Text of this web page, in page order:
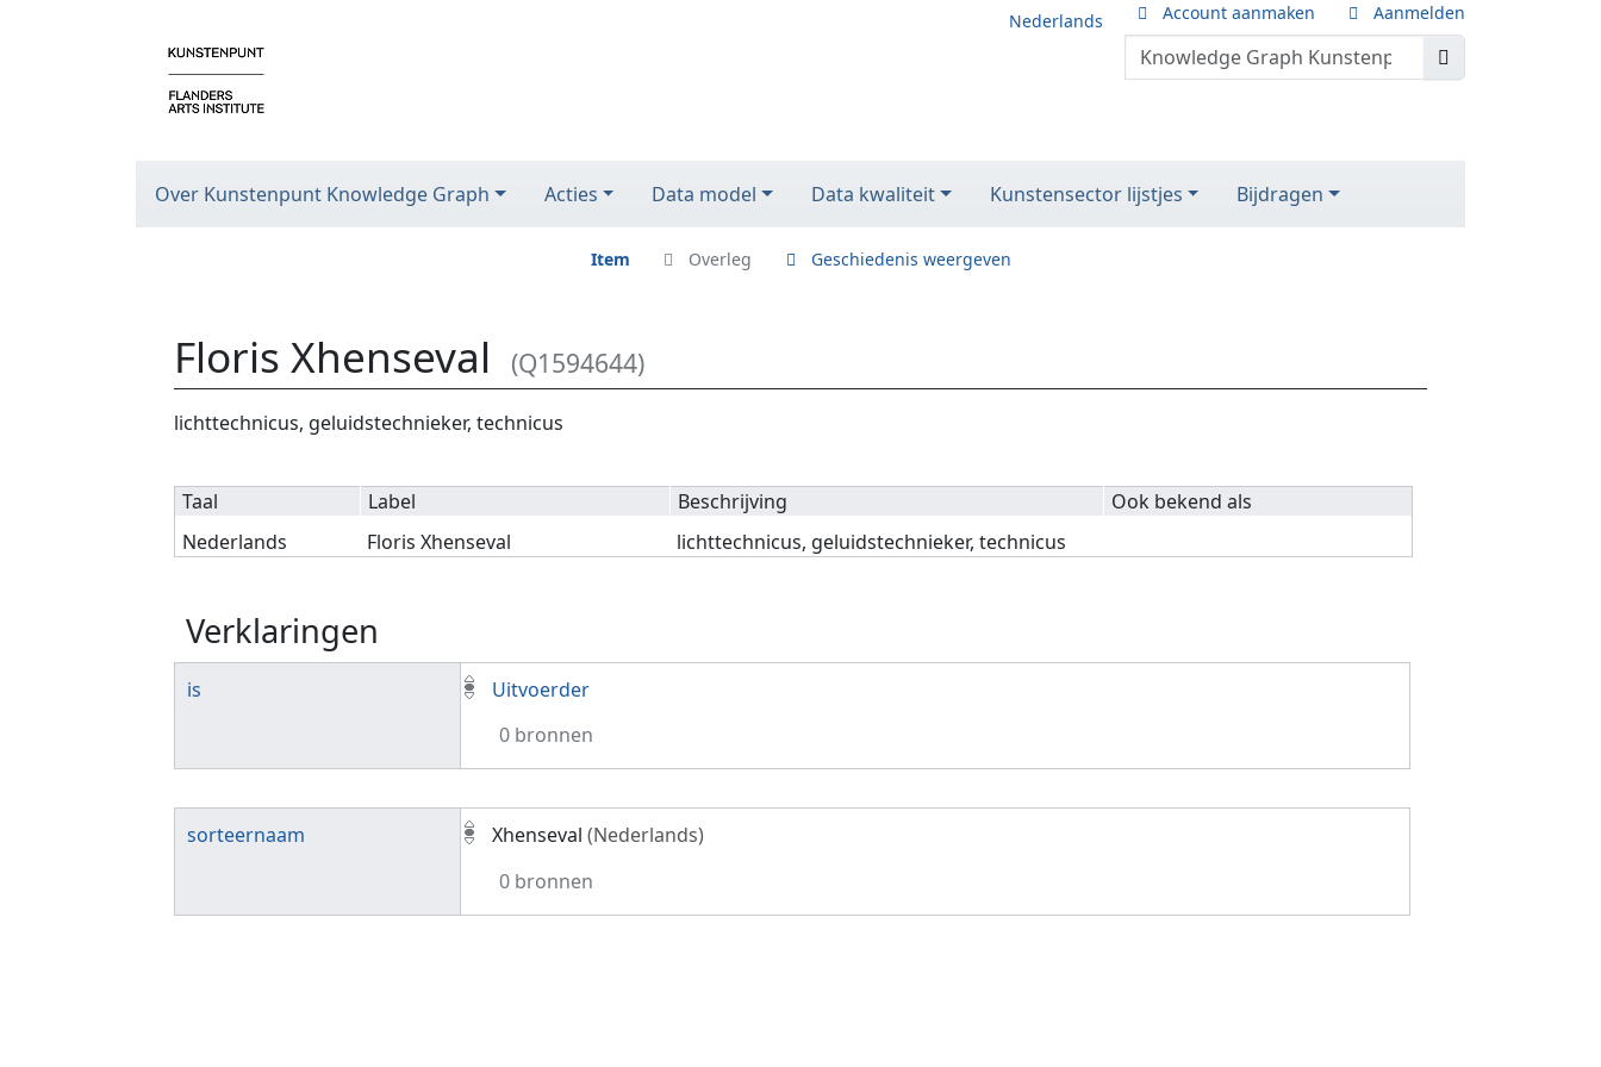
Nederlands Account aanmaken Aanmelden
Over Kunstenpunt Knowledge Graph Acties Data model Data kwaliteit Kunstensector lijstjes Bijdragen
Item Overleg Geschiedenis weergeven
Floris Xhenseval (Q1594644)
Ga naar:navigatie,zoeken
lichttechnicus, geluidstechnieker, technicus
Taal Label Beschrijving
Ook bekend als
Nederlands
Floris Xhenseval lichttechnicus, geluidstechnieker, technicus
Verklaringen
is
Uitvoerder
0 bronnen
sorteernaam Xhenseval (Nederlands)
0 bronnen